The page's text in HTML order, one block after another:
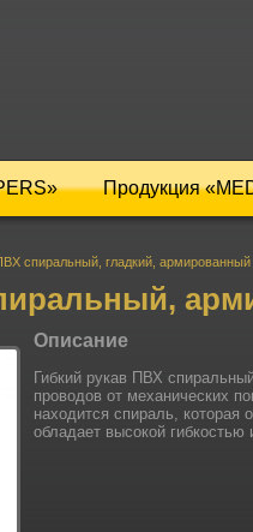
Продукция
спиральный, гладкий, армированный
Описание
Гибкий рукав ПВХ
проводов от механических
находится спираль, которая
обладает высокой гибкостью